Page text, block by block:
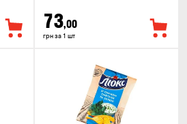
73,00
грн за 1 шт